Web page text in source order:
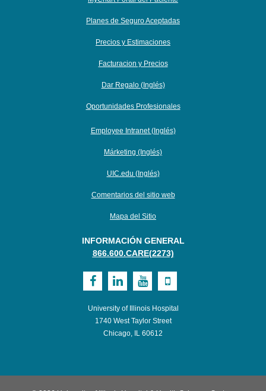
Planes de Seguro Aceptadas
Precios y Estimaciones
Facturacion y Precios
Dar Regalo (Inglés)
Oportunidades Profesionales
Employee Intranet (Inglés)
Márketing (Inglés)
UIC.edu (Inglés)
Comentarios del sitio web
Mapa del Sitio
INFORMACIÓN GENERAL
866.600.CARE(2273)
Visit
Health
on
Visit
Health
on
Visit
Health
on
Visit
Health
University of Illinois Hospital
1740 West Taylor Street
Chicago, IL 60612